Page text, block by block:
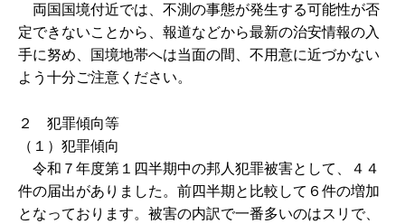
両国国境付近では、不測の事態が発生する可能性が否
定できないことから、報道などから最新の治安情報の入
手に努め、国境地帯へは当面の間、不用意に近づかない
よう十分ご注意ください。
２ 犯罪傾向等
（１）犯罪傾向
令和７年度第１四半期中の邦人犯罪被害として、４４
件の届出がありました。前四半期と比較して６件の増加
となっております。被害の内訳で一番多いのはスリで、